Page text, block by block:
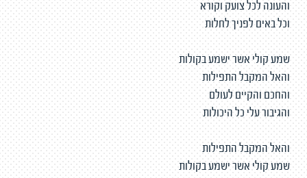
והעונה לכל צועק וקורא
וכל באים לפניך לחלות
שמע קולי אשר ישמע בקולות
והאל המקבל התפילות
והחכם והקיים לעולם
והגיבור עלי כל היכולות
והאל המקבל התפילות
שמע קולי אשר ישמע בקולות